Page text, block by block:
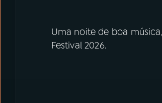
Uma noite de boa
Festival 2026.